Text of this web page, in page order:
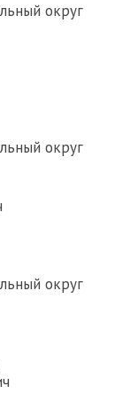
округ
округ
округ